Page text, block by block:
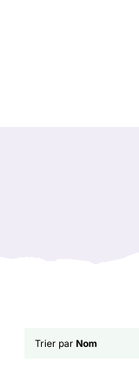
Trier par Nom